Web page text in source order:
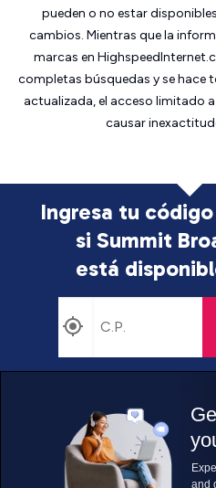
pueden o no estar
cambios. Mientras que la
marcas en
completas búsquedas y se hace
actualizada, el acceso limitado
causar
Ingresa tu
si Summit
está